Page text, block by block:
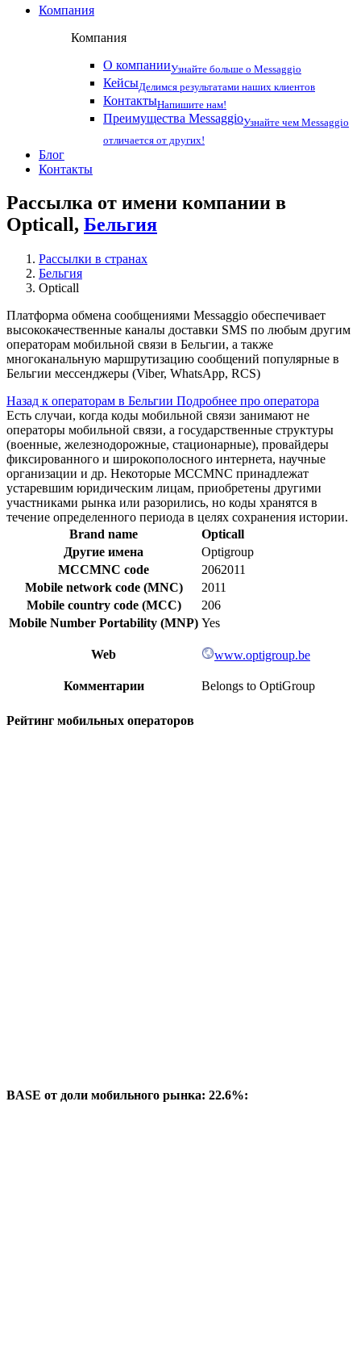
Компания
Компания
О компанииУзнайте больше о Messaggio
КейсыДелимся результатами наших клиентов
КонтактыНапишите нам!
Преимущества MessaggioУзнайте чем Messaggio
отличается от других!
Блог
Контакты
Рассылка от имени компании в
Opticall, Бельгия
Рассылки в странах
Бельгия
Opticall
Платформа обмена сообщениями Messaggio обеспечивает
высококачественные каналы доставки SMS по любым другим
операторам мобильной связи в Бельгии, а также
многоканальную маршрутизацию сообщений популярные в
Бельгии мессенджеры (Viber, WhatsApp, RCS)
Назад к операторам в Бельгии Подробнее про оператора
Есть случаи, когда коды мобильной связи занимают не
операторы мобильной связи, а государственные структуры
(военные, железнодорожные, стационарные), провайдеры
фиксированного и широкополосного интернета, научные
организации и др. Некоторые MCCMNC принадлежат
устаревшим юридическим лицам, приобретены другими
участниками рынка или разорились, но коды хранятся в
течение определенного периода в целях сохранения истории.
Brand name
Opticall
Другие имена
Optigroup
MCCMNC code
2062011
Mobile network code (MNC)
2011
Mobile country code (MCC)
206
Mobile Number Portability (MNP) Yes
Web www.optigroup.be
Комментарии Belongs to OptiGroup
Рейтинг мобильных операторов
BASE от доли мобильного рынка: 22.6%: